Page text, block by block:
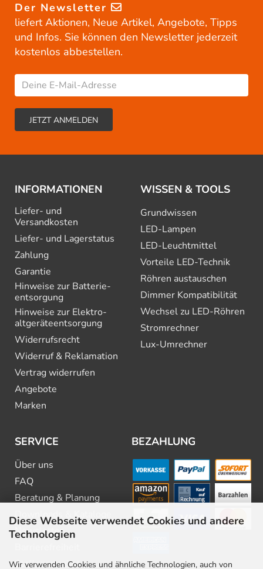
Diese Webseite verwendet Cookies und andere
Technologien
Wir verwenden Cookies und ähnliche Technologien, auch von
Der Newsletter
liefert Aktionen, Neue Artikel, Angebote, Tipps
und Infos. Sie können den Newsletter jederzeit
kostenlos abbestellen.
INFORMATIONEN
Liefer- und
Versandkosten
Liefer- und Lagerstatus
Zahlung
Garantie
Hinweise zur Batterie­
entsorgung
Hinweise zur Elektro­
altgeräte­entsorgung
Widerrufsrecht
Widerruf & Reklamation
Vertrag widerrufen
Angebote
Marken
WISSEN & TOOLS
Grundwissen
LED-Lampen
LED-Leuchtmittel
Vorteile LED-Technik
Röhren austauschen
Dimmer Kompatibilität
Wechsel zu LED-Röhren
Stromrechner
Lux-Umrechner
SERVICE
Über uns
FAQ
Beratung & Planung
Downloads & Kataloge
Newsletter
Stellenangebote
BEZAHLUNG